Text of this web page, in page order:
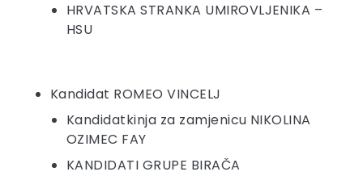
HRVATSKA STRANKA UMIROVLJENIKA –
HSU
Kandidat ROMEO VINCELJ
Kandidatkinja za zamjenicu NIKOLINA
OZIMEC FAY
KANDIDATI GRUPE BIRAČA